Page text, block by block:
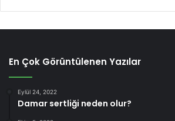
En Çok Görüntülenen Yazılar
Eylül 24, 2022
Damar sertliği neden olur?